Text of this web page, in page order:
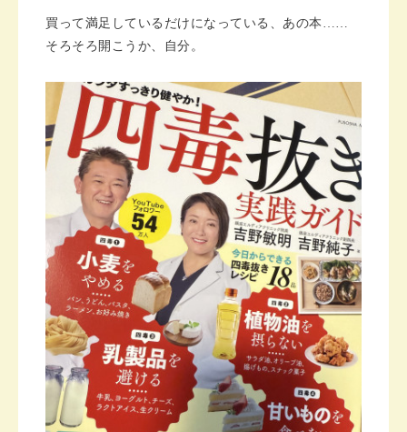
買って満足しているだけになっている、あの本……
そろそろ開こうか、自分。